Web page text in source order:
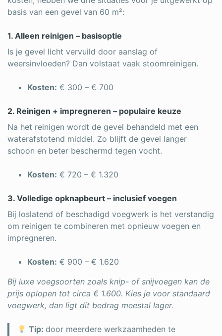
basis van een gevel van 60 m²:
1. Alleen reinigen – basisoptie
Is je gevel licht vervuild door aanslag of
weersinvloeden? Dan volstaat vaak stoomreinigen.
Kosten: € 300 – € 700
2. Reinigen + impregneren – populaire keuze
Na het reinigen wordt de gevel behandeld met een
waterafstotend middel. Zo blijft de gevel langer
schoon en beter beschermd tegen vocht.
Kosten: € 720 – € 1.320
3. Volledige opknapbeurt – inclusief voegen
Bij loslatend of beschadigd voegwerk is het verstandig
om reinigen te combineren met opnieuw voegen en
impregneren.
Kosten: € 900 – € 1.620
Bij luxe voegsoorten zoals knip- of snijvoegen kan de
prijs oplopen tot circa € 1.600. Kies je voor standaard
voegwerk, dan ligt dit bedrag meestal lager.
Tip: door meerdere werkzaamheden te